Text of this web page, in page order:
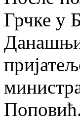
Грчке у
Данашњи